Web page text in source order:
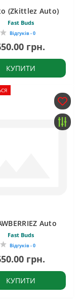
(Zkittlez Auto)
Fast Buds
Відгуків - 0
грн.
КУПИТИ
Auto
Fast Buds
Відгуків - 0
грн.
КУПИТИ